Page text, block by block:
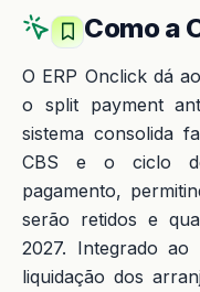
Como a
O ERP Onclick dá
o split payment
sistema consolida
CBS e o ciclo
pagamento,
serão retidos e
2027. Integrado
liquidação dos